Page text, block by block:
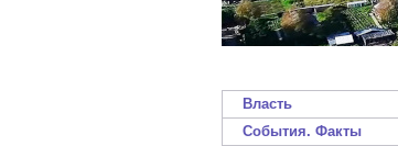
Власть
События. Факты